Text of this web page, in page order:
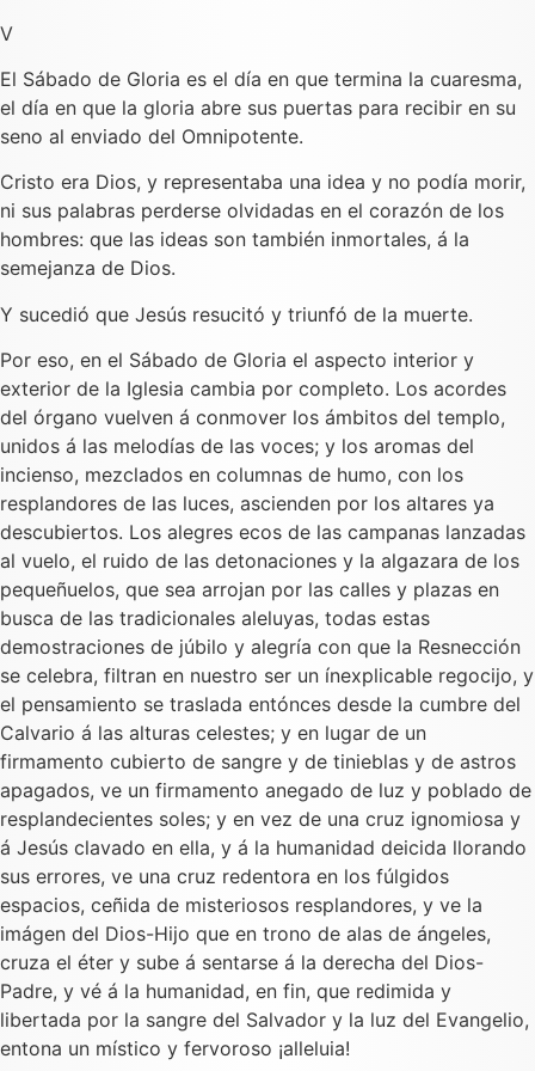
V
El Sábado de Gloria es el día en que termina la cuaresma,
el día en que la gloria abre sus puertas para recibir en su
seno al enviado del Omnipotente.
Cristo era Dios, y representaba una idea y no podía morir,
ni sus palabras perderse olvidadas en el corazón de los
hombres: que las ideas son también inmortales, á la
semejanza de Dios.
Y sucedió que Jesús resucitó y triunfó de la muerte.
Por eso, en el Sábado de Gloria el aspecto interior y
exterior de la Iglesia cambia por completo. Los acordes
del órgano vuelven á conmover los ámbitos del templo,
unidos á las melodías de las voces; y los aromas del
incienso, mezclados en columnas de humo, con los
resplandores de las luces, ascienden por los altares ya
descubiertos. Los alegres ecos de las campanas lanzadas
al vuelo, el ruido de las detonaciones y la algazara de los
pequeñuelos, que sea arrojan por las calles y plazas en
busca de las tradicionales aleluyas, todas estas
demostraciones de júbilo y alegría con que la Resnección
se celebra, filtran en nuestro ser un ínexplicable regocijo, y
el pensamiento se traslada entónces desde la cumbre del
Calvario á las alturas celestes; y en lugar de un
firmamento cubierto de sangre y de tinieblas y de astros
apagados, ve un firmamento anegado de luz y poblado de
resplandecientes soles; y en vez de una cruz ignomiosa y
á Jesús clavado en ella, y á la humanidad deicida llorando
sus errores, ve una cruz redentora en los fúlgidos
espacios, ceñida de misteriosos resplandores, y ve la
imágen del Dios-Hijo que en trono de alas de ángeles,
cruza el éter y sube á sentarse á la derecha del Dios-
Padre, y vé á la humanidad, en fin, que redimida y
libertada por la sangre del Salvador y la luz del Evangelio,
entona un místico y fervoroso ¡alleluia!